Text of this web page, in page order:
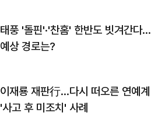
태풍 '돌핀'·'찬홈' 한반도 빗겨간다…
예상 경로는?
이재룡 재판行…다시 떠오른 연예계
'사고 후 미조치' 사례